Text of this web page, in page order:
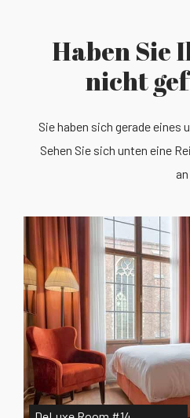
Haben Sie
nicht
Sie haben sich gerade eines
Sehen Sie sich unten eine
an